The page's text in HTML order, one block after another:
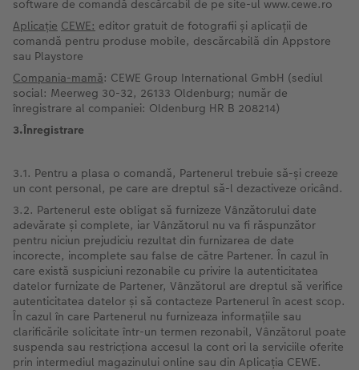
software de comandă descărcabil de pe site-ul www.cewe.ro
Aplicație CEWE: editor gratuit de fotografii și aplicații de
comandă pentru produse mobile, descărcabilă din Appstore
sau Playstore
Compania-mamă: CEWE Group International GmbH (sediul
social: Meerweg 30-32, 26133 Oldenburg; număr de
înregistrare al companiei: Oldenburg HR B 208214)
3.Înregistrare
3.1. Pentru a plasa o comandă, Partenerul trebuie să-și creeze
un cont personal, pe care are dreptul să-l dezactiveze oricând.
3.2. Partenerul este obligat să furnizeze Vânzătorului date
adevărate și complete, iar Vânzătorul nu va fi răspunzător
pentru niciun prejudiciu rezultat din furnizarea de date
incorecte, incomplete sau false de către Partener. În cazul în
care există suspiciuni rezonabile cu privire la autenticitatea
datelor furnizate de Partener, Vânzătorul are dreptul să verifice
autenticitatea datelor și să contacteze Partenerul în acest scop.
În cazul în care Partenerul nu furnizeaza informațiile sau
clarificările solicitate într-un termen rezonabil, Vânzătorul poate
suspenda sau restricționa accesul la cont ori la serviciile oferite
prin intermediul magazinului online sau din Aplicația CEWE.